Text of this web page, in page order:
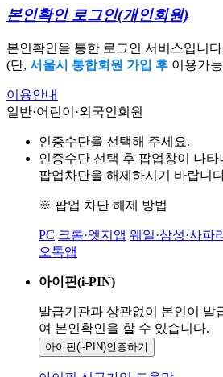
본인확인 로그인(개인회원)
본인확인을 통한 로그인 서비스입니
(단, 서울시 통합회원 가입 후 이용가
이용안내
일반·어린이·외국인회원
인증수단을 선택해 주세요.
인증수단 선택 후 팝업창이 나타
팝업차단을 해제하시기 바랍니
※ 팝업 차단 해제 방법
PC 크롬·엣지앱 웨일·삼성·사파
오톡앱
아이핀(i-PIN)
발급기관과 상관없이 본인이 발
여 본인확인을 할 수 있습니다.
아이핀(i-PIN)인증하기